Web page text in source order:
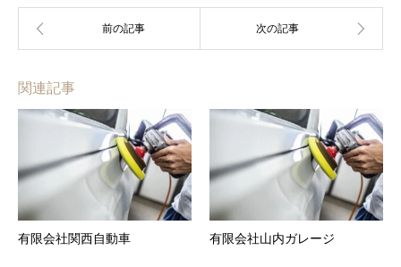
関連記事
有限会社関西自動車 有限会社山内ガレージ